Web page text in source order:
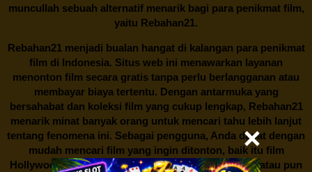
muncullah sebuah alternatif menarik bagi para penikmat film,
yaitu Rebahan21.
Rebahan21menjadi bualan hangat di kalangan para penikmat
film di Indonesia. Situs web ini menawarkan layanan
menonton film secara gratis tanpa perlu berlangganan atau
membayar biaya tertentu. Dengan antarmuka yang
bersahabat dan koleksi film yang cukup lengkap, Rebahan21
menarik minat banyak orang untuk mencari tahu lebih lanjut
tentang fenomena ini. Sebagai pengguna, Anda dapat dengan
mudah mencari film yang ingin ditonton, baik itu film
Hollywood terbaru, drama Korea yang sedang hits, atau pun